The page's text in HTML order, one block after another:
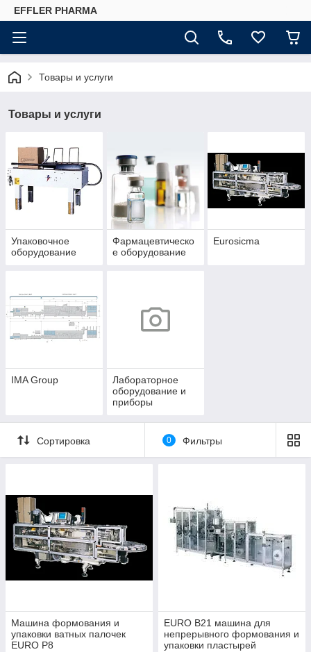
EFFLER PHARMA
Товары и услуги
Товары и услуги
Упаковочное
оборудование
Фармацевтическо
е оборудование
Eurosicma
IMA Group
Лабораторное
оборудование и
приборы
Сортировка 0 Фильтры
Машина формования и
упаковки ватных палочек
EURO P8
EURO B21 машина для
непрерывного формования и
упаковки пластырей